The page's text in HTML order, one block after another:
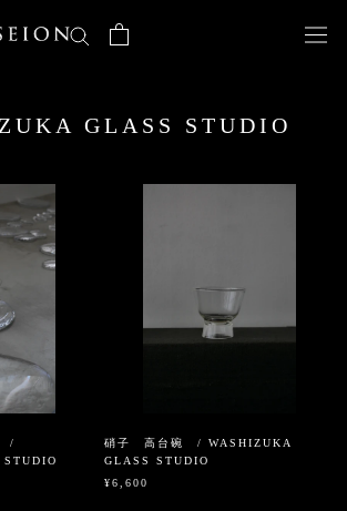
GLASS STUDIO
/
硝子 高台碗 / WASHIZUKA
GLASS STUDIO
¥6,600